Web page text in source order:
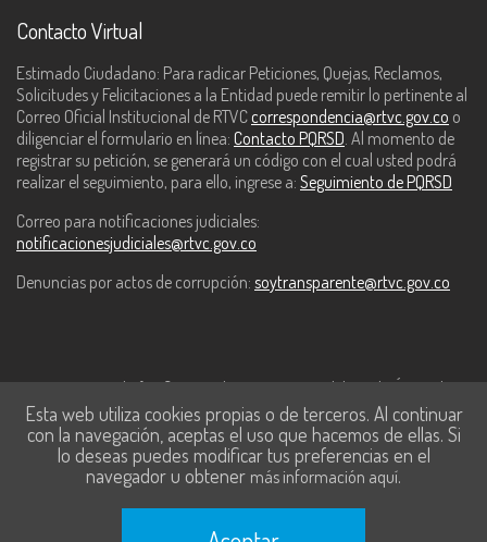
Contacto Virtual
Estimado Ciudadano: Para radicar Peticiones, Quejas, Reclamos,
Solicitudes y Felicitaciones a la Entidad puede remitir lo pertinente al
Correo Oficial Institucional de RTVC correspondencia@rtvc.gov.co o
diligenciar el formulario en línea: Contacto PQRSD. Al momento de
registrar su petición, se generará un código con el cual usted podrá
realizar el seguimiento, para ello, ingrese a: Seguimiento de PQRSD
Correo para notificaciones judiciales:
notificacionesjudiciales@rtvc.gov.co
Denuncias por actos de corrupción: soytransparente@rtvc.gov.co
Este contenido fue financiado con recursos del Fondo Único de
Tecnologías de la Información y las Comunicaciones de MinTic.
Esta web utiliza cookies propias o de terceros. Al continuar
con la navegación, aceptas el uso que hacemos de ellas. Si
lo deseas puedes modificar tus preferencias en el
navegador u obtener más información aquí.